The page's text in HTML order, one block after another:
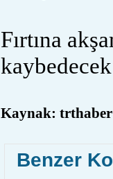
Fırtına
Kaynak: trthaber
Benzer